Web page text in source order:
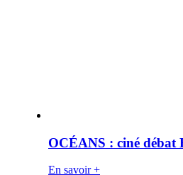
OCÉANS : ciné débat
En savoir +